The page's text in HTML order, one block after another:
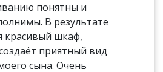
понятны и
В результате
красивый шкаф,
приятный вид
сына. Очень